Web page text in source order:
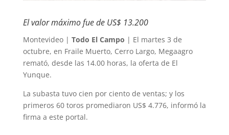
El valor máximo fue de US$ 13.200
Montevideo | Todo El Campo | El martes 3 de
octubre, en Fraile Muerto, Cerro Largo, Megaagro
remató, desde las 14.00 horas, la oferta de El
Yunque.
La subasta tuvo cien por ciento de ventas; y los
primeros 60 toros promediaron US$ 4.776, informó la
firma a este portal.